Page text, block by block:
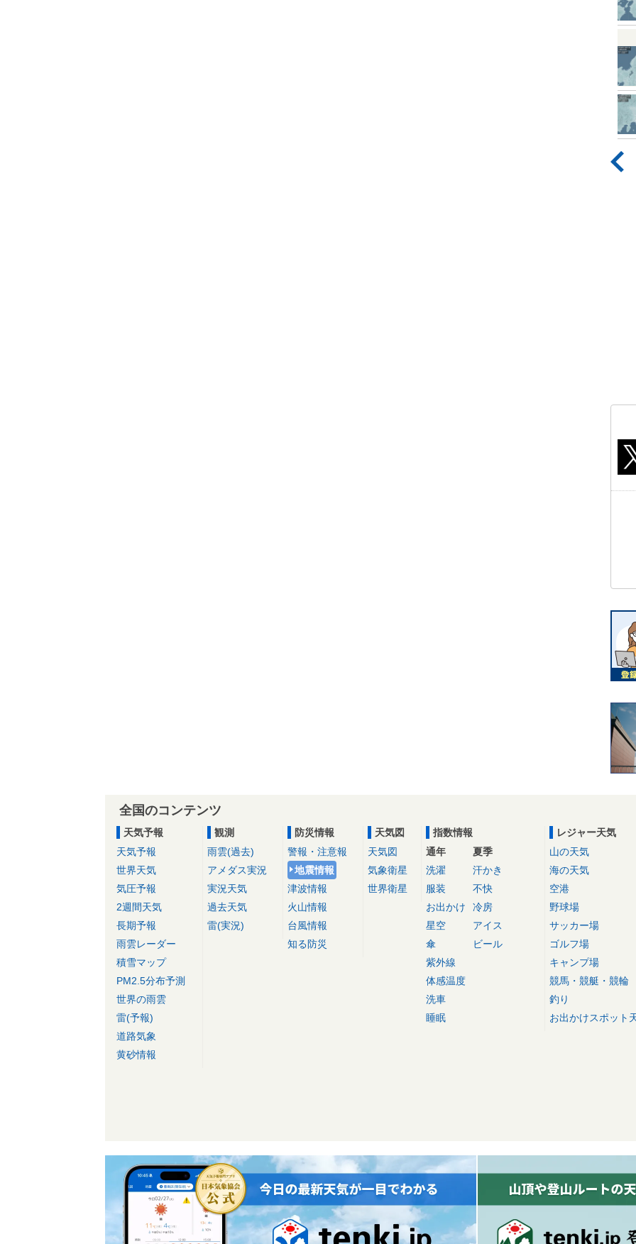
全国のコンテンツ
天気予報
天気予報
世界天気
気圧予報
2週間天気
長期予報
雨雲レーダー
積雪マップ
PM2.5分布予測
世界の雨雲
雷(予報)
道路気象
黄砂情報
観測
雨雲(過去)
アメダス実況
実況天気
過去天気
雷(実況)
防災情報
警報・注意報
地震情報
津波情報
火山情報
台風情報
知る防災
天気図
天気図
気象衛星
世界衛星
指数情報
通年
洗濯
服装
お出かけ
星空
傘
紫外線
体感温度
洗車
睡眠
夏季
汗かき
不快
冷房
アイス
ビール
レジャー天気
山の天気
海の天気
空港
野球場
サッカー場
ゴルフ場
キャンプ場
競馬・競艇・競輪
釣り
お出かけスポット